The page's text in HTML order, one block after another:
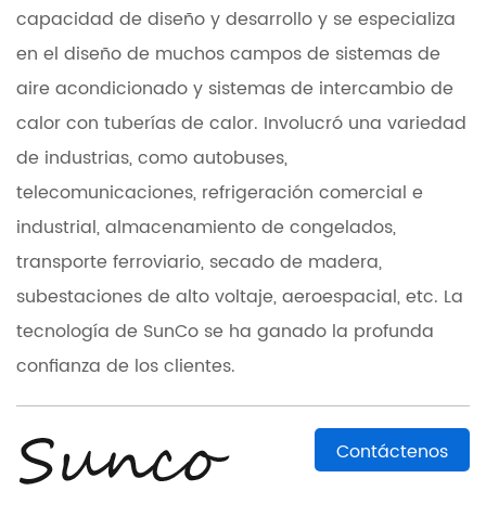
capacidad de diseño y desarrollo y se especializa
en el diseño de muchos campos de sistemas de
aire acondicionado y sistemas de intercambio de
calor con tuberías de calor. Involucró una variedad
de industrias, como autobuses,
telecomunicaciones, refrigeración comercial e
industrial, almacenamiento de congelados,
transporte ferroviario, secado de madera,
subestaciones de alto voltaje, aeroespacial, etc. La
tecnología de SunCo se ha ganado la profunda
confianza de los clientes.
Contáctenos